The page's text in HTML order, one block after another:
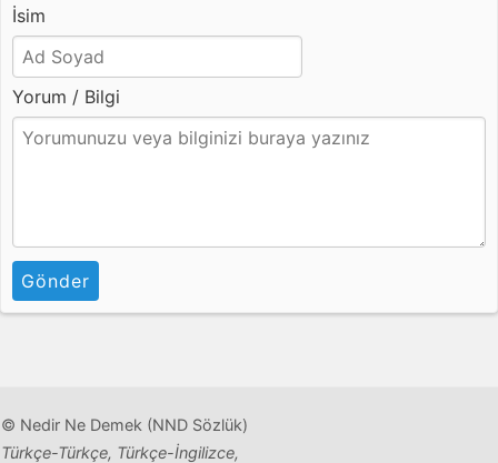
İsim
Yorum / Bilgi
Gönder
© Nedir Ne Demek (NND Sözlük)
Türkçe-Türkçe, Türkçe-İngilizce,